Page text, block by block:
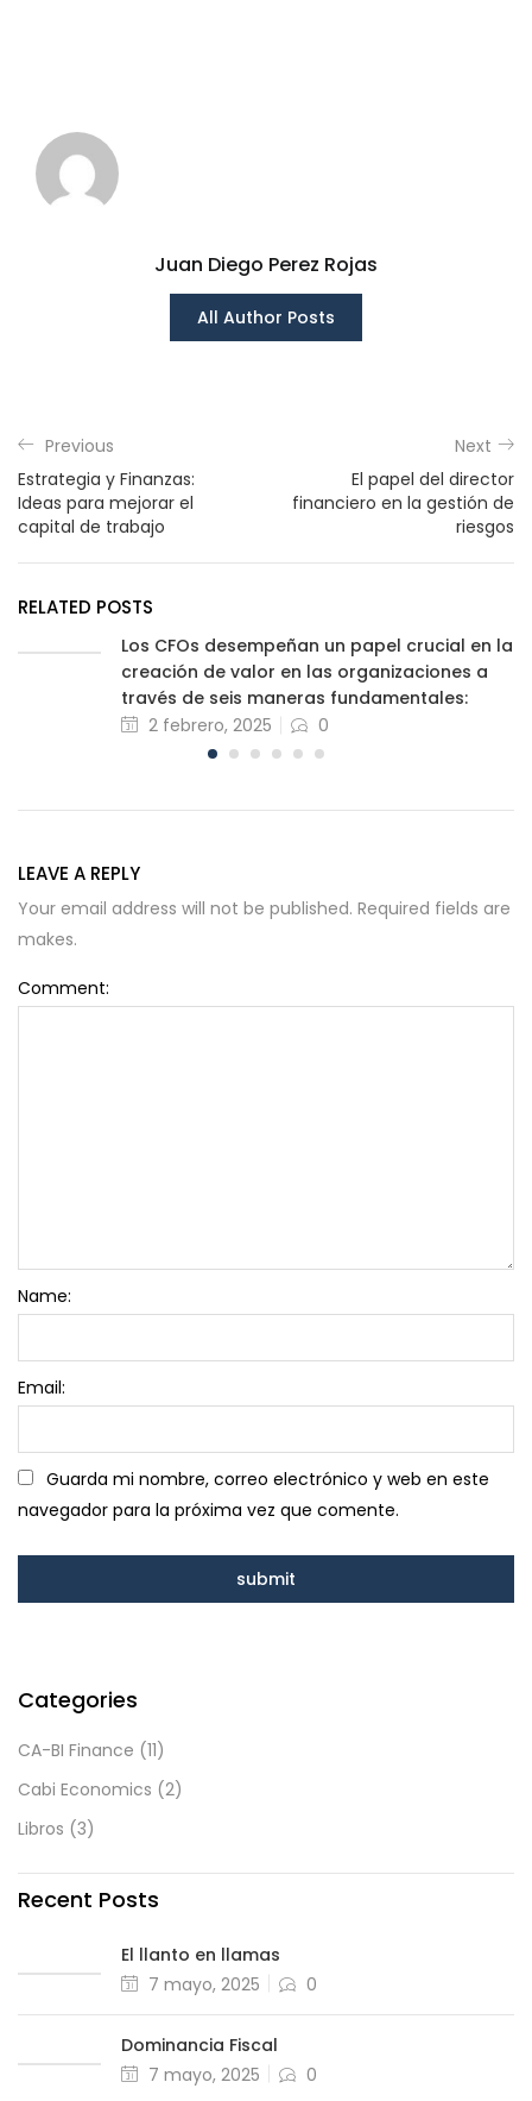
Juan Diego Perez Rojas
All Author Posts
Previous
Estrategia y Finanzas:
Ideas para mejorar el
capital de trabajo
Next
El papel del director
financiero en la gestión de
riesgos
RELATED POSTS
Los CFOs desempeñan un papel crucial en la
creación de valor en las organizaciones a
través de seis maneras fundamentales:
2 febrero, 2025
0
LEAVE A REPLY
Your email address will not be published. Required fields are
makes.
Comment:
Name:
Email:
Guarda mi nombre, correo electrónico y web en este
navegador para la próxima vez que comente.
Categories
CA-BI Finance (11)
Cabi Economics (2)
Libros (3)
Recent Posts
El llanto en llamas
7 mayo, 2025
0
Dominancia Fiscal
7 mayo, 2025
0